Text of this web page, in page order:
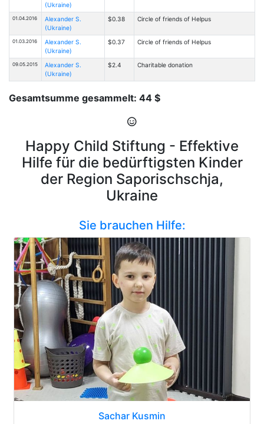
(Ukraine)
01.04.2016
Alexander S.
(Ukraine)
$0.38 Circle of friends of Helpus
01.03.2016
Alexander S.
(Ukraine)
$0.37 Circle of friends of Helpus
09.05.2015
Alexander S.
(Ukraine)
$2.4 Charitable donation
Gesamtsumme gesammelt: 44 $
Happy Child Stiftung - Effektive
Hilfe für die bedürftigsten Kinder
der Region Saporischschja,
Ukraine
Sie brauchen Hilfe:
Sachar Kusmin